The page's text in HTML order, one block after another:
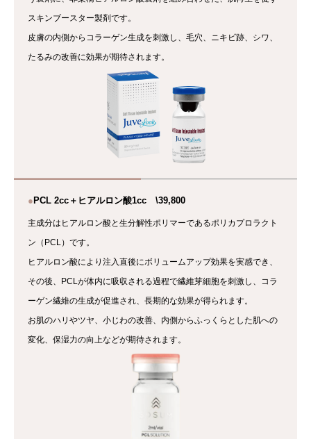
スキンブースター製剤です。
皮膚の内側からコラーゲン生成を刺激し、毛穴、ニキビ跡、シワ、
たるみの改善に効果が期待されます。
● PCL 2cc＋ヒアルロン酸1cc \39,800
主成分はヒアルロン酸と生分解性ポリマーであるポリカプロラクト
ン（PCL）です。
ヒアルロン酸により注入直後にボリュームアップ効果を実感でき、
その後、PCLが体内に吸収される過程で繊維芽細胞を刺激し、コラ
ーゲン繊維の生成が促進され、長期的な効果が得られます。
お肌のハリやツヤ、小じわの改善、内側からふっくらとした肌への
変化、保湿力の向上などが期待されます。